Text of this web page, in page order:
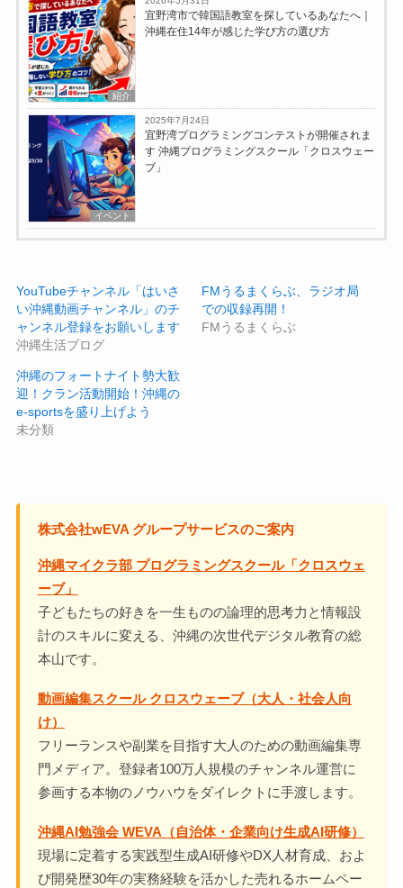
紹介
宜野湾市で韓国語教室を探しているあなたへ｜
沖縄在住14年が感じた学び方の選び方
イベント
2025年7月24日
宜野湾プログラミングコンテストが開催されま
す 沖縄プログラミングスクール「クロスウェー
ブ」
YouTubeチャンネル「はいさ
い沖縄動画チャンネル」のチ
ャンネル登録をお願いします
沖縄生活ブログ
FMうるまくらぶ、ラジオ局
での収録再開！
FMうるまくらぶ
沖縄のフォートナイト勢大歓
迎！クラン活動開始！沖縄の
e-sportsを盛り上げよう
未分類
株式会社wEVA グループサービスのご案内
沖縄マイクラ部 プログラミングスクール「クロスウェ
ーブ」
子どもたちの好きを一生ものの論理的思考力と情報設
計のスキルに変える、沖縄の次世代デジタル教育の総
本山です。
動画編集スクール クロスウェーブ（大人・社会人向
け）
フリーランスや副業を目指す大人のための動画編集専
門メディア。登録者100万人規模のチャンネル運営に
参画する本物のノウハウをダイレクトに手渡します。
沖縄AI勉強会 WEVA（自治体・企業向け生成AI研修）
現場に定着する実践型生成AI研修やDX人材育成、およ
び開発歴30年の実務経験を活かした売れるホームペー